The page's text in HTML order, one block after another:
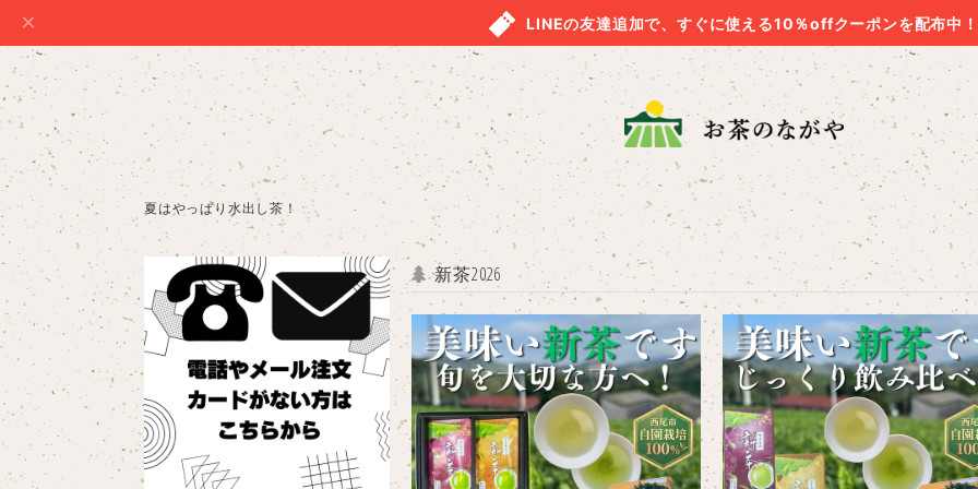
LINEの友達追加で、すぐに使える10％offクーポンを配布中！
夏はやっぱり水出し茶！
新茶2026